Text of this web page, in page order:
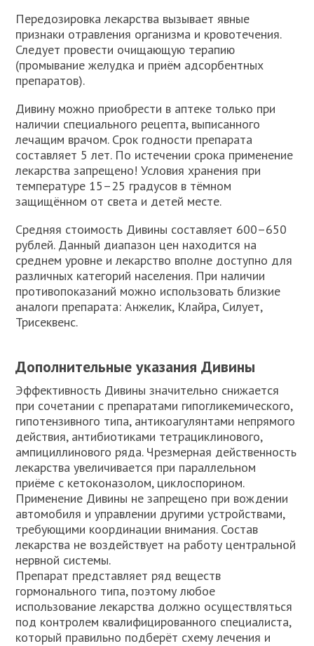
Передозировка лекарства вызывает явные
признаки отравления организма и кровотечения.
Следует провести очищающую терапию
(промывание желудка и приём адсорбентных
препаратов).
Дивину можно приобрести в аптеке только при
наличии специального рецепта, выписанного
лечащим врачом. Срок годности препарата
составляет 5 лет. По истечении срока применение
лекарства запрещено! Условия хранения при
температуре 15–25 градусов в тёмном
защищённом от света и детей месте.
Средняя стоимость Дивины составляет 600–650
рублей. Данный диапазон цен находится на
среднем уровне и лекарство вполне доступно для
различных категорий населения. При наличии
противопоказаний можно использовать близкие
аналоги препарата: Анжелик, Клайра, Силует,
Трисеквенс.
Дополнительные указания Дивины
Эффективность Дивины значительно снижается
при сочетании с препаратами гипогликемического,
гипотензивного типа, антикоагулянтами непрямого
действия, антибиотиками тетрациклинового,
ампициллинового ряда. Чрезмерная действенность
лекарства увеличивается при параллельном
приёме с кетоконазолом, циклоспорином.
Применение Дивины не запрещено при вождении
автомобиля и управлении другими устройствами,
требующими координации внимания. Состав
лекарства не воздействует на работу центральной
нервной системы.
Препарат представляет ряд веществ
гормонального типа, поэтому любое
использование лекарства должно осуществляться
под контролем квалифицированного специалиста,
который правильно подберёт схему лечения и